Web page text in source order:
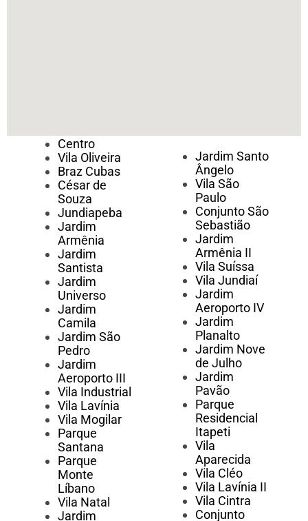
Centro
Vila Oliveira
Braz Cubas
César de
Souza
Jundiapeba
Jardim
Armênia
Jardim
Santista
Jardim
Universo
Jardim
Camila
Jardim São
Pedro
Jardim
Aeroporto III
Vila Industrial
Vila Lavínia
Vila Mogilar
Parque
Santana
Parque
Monte
Líbano
Vila Natal
Jardim
Jardim Santo
Ângelo
Vila São
Paulo
Conjunto São
Sebastião
Jardim
Armênia II
Vila Suíssa
Vila Jundiaí
Jardim
Aeroporto IV
Jardim
Planalto
Jardim Nove
de Julho
Jardim
Pavão
Parque
Residencial
Itapeti
Vila
Aparecida
Vila Cléo
Vila Lavínia II
Vila Cintra
Conjunto